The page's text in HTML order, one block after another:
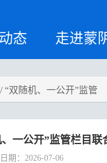
态 走进蒙
/“双随机、一公开”监管
一公开”监管栏目
：2026-07-06